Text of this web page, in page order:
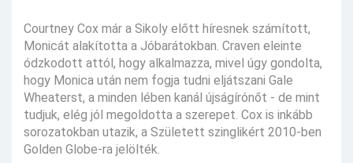
Courtney Cox már a Sikoly előtt híresnek számított,
Monicát alakította a Jóbarátokban. Craven eleinte
ódzkodott attól, hogy alkalmazza, mivel úgy gondolta,
hogy Monica után nem fogja tudni eljátszani Gale
Wheaterst, a minden lében kanál újságírónőt - de mint
tudjuk, elég jól megoldotta a szerepet. Cox is inkább
sorozatokban utazik, a Született szinglikért 2010-ben
Golden Globe-ra jelölték.